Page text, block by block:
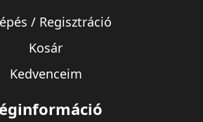
/ Regisztráció
Kosár
Kedvenceim